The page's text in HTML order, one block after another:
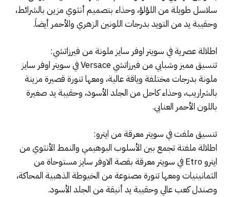
سلاسل طويلة من اللؤلؤ، وحذاء بتصميم أنثوي مزين بالشرائط،
وحقيبة يد من التويد بدرجات اللونين الزهري والأحمر أيضاَ.
اطلالة عصرية في سويتر اوفر سايز ملونة من فيرزاتشي:
تنسيق مميز وشبابي من فيرزاتشي Versace في سويتر اوفر سايز
ملونة بدرجات مختلفة وياقة عالية، ومعها تنورة قصيرة مزينة
بالشراريب، وحذاء كاحل من الجلد الأسود، وحقيبة يد صغيرة
باللون الأحمر العنابي.
تنسيق ملفت في سويتر معرقة من ايترو:
اطلالة ملفتة تجمع بين الأسلوب البوهيمي والنمط الأنثوي من
ايترو Etro في سويتر معرقة بقصة الاوفر سايز مستوحاة من
الثمانينيات ومعها تنورة مصنوعة من الخيوطة الذهبية المحاكة،
وصندل كعب عالي وحقيبة يد أنيقة من الجلد الأسود.